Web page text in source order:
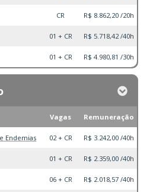
CR R$ 8.862,20 /20h
01 + CR R$ 5.718,42 /40h
01 + CR R$ 4.980,81 /30h
Vagas Remuneração
Endemias 02 + CR R$ 3.242,00 /40h
01 + CR R$ 2.359,00 /40h
06 + CR R$ 2.018,57 /40h